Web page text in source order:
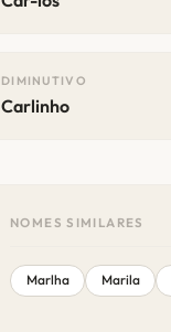
DIMINUTIVO
Carlinho
NOMES SIMILARES
Marlha Marila